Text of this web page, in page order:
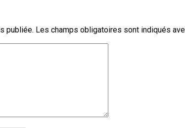
publiée. Les champs obligatoires sont indiqués